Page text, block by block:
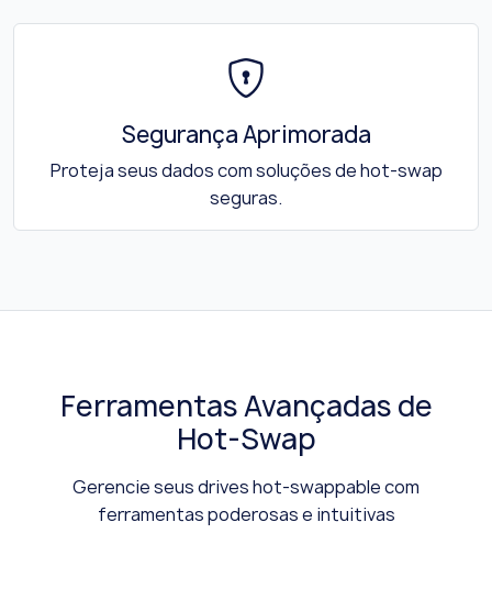
Segurança Aprimorada
Proteja seus dados com soluções de hot-swap
seguras.
Ferramentas Avançadas de
Hot-Swap
Gerencie seus drives hot-swappable com
ferramentas poderosas e intuitivas